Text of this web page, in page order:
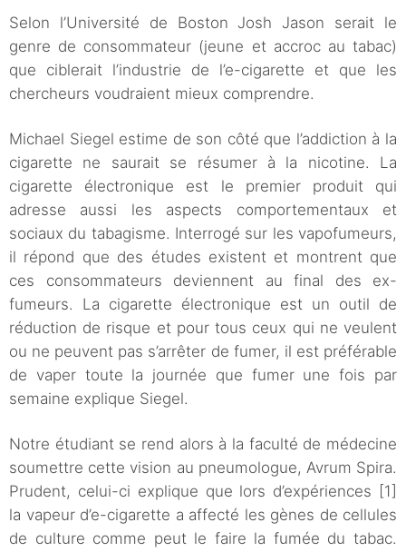
Selon l’Université de Boston Josh Jason serait le
genre de consommateur (jeune et accroc au tabac)
que ciblerait l’industrie de l’e-cigarette et que les
chercheurs voudraient mieux comprendre.
Michael Siegel estime de son côté que l’addiction à la
cigarette ne saurait se résumer à la nicotine. La
cigarette électronique est le premier produit qui
adresse aussi les aspects comportementaux et
sociaux du tabagisme. Interrogé sur les vapofumeurs,
il répond que des études existent et montrent que
ces consommateurs deviennent au final des ex-
fumeurs. La cigarette électronique est un outil de
réduction de risque et pour tous ceux qui ne veulent
ou ne peuvent pas s’arrêter de fumer, il est préférable
de vaper toute la journée que fumer une fois par
semaine explique Siegel.
Notre étudiant se rend alors à la faculté de médecine
soumettre cette vision au pneumologue, Avrum Spira.
Prudent, celui-ci explique que lors d’expériences [1]
la vapeur d’e-cigarette a affecté les gènes de cellules
de culture comme peut le faire la fumée du tabac.